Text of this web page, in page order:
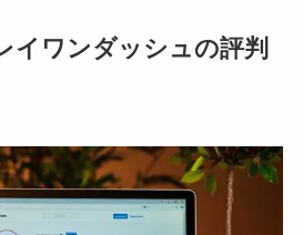
イワンダッシュの評判